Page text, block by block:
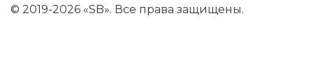
© 2019-2026 «SB». Все права защищены.